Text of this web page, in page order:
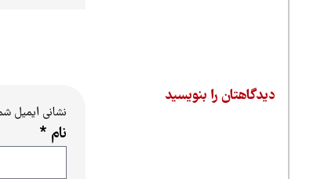
دیدگاهتان را بنویسید
نشانی ایمیل
نام *